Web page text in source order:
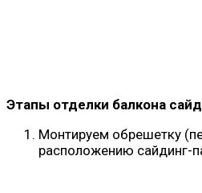
Этапы отделки балкона
Монтируем обрешетку
расположению сайдинг-